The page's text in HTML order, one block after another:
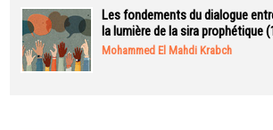
Les fondements du dialogue
la lumière de la sira prophétique
Mohammed El Mahdi Krabch